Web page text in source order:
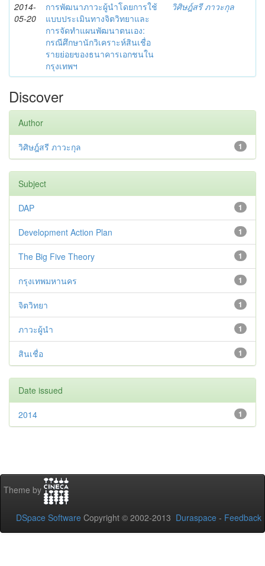
2014-
05-20
การพัฒนาภาวะผู้นำโดยการใช้
แบบประเมินทางจิตวิทยาและ
การจัดทำแผนพัฒนาตนเอง:
กรณีศึกษานักวิเคราะห์สินเชื่อ
รายย่อยของธนาคารเอกชนใน
กรุงเทพฯ
วิศิษฎ์สรี ภาวะกุล
Discover
Author
1
วิศิษฎ์สรี ภาวะกุล
Subject
1
DAP
1
Development Action Plan
1
The Big Five Theory
1
กรุงเทพมหานคร
1
จิตวิทยา
1
ภาวะผู้นำ
1
สินเชื่อ
Date issued
1
2014
Theme by
DSpace Software Copyright © 2002-2013 Duraspace - Feedback